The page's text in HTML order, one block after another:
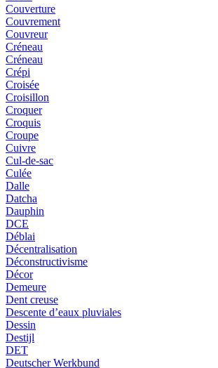
Couverture
Couvrement
Couvreur
Créneau
Créneau
Crépi
Croisée
Croisillon
Croquer
Croquis
Croupe
Cuivre
Cul-de-sac
Culée
Dalle
Datcha
Dauphin
DCE
Déblai
Décentralisation
Déconstructivisme
Décor
Demeure
Dent creuse
Descente d’eaux pluviales
Dessin
Destijl
DET
Deutscher Werkbund